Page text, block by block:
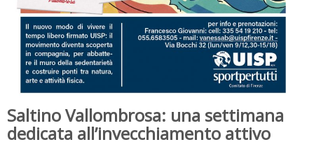
Saltino Vallombrosa: una settimana
dedicata all’invecchiamento attivo